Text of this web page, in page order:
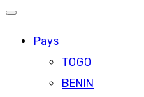
Pays
TOGO
BENIN